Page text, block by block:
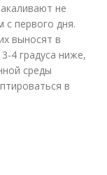
не
с первого дня.
выносят в
4 градуса ниже,
среды
в